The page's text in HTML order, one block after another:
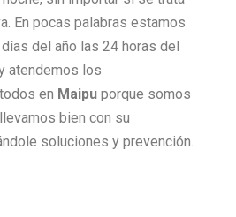
En pocas palabras estamos
del año las 24 horas del
atendemos los
en Maipu porque somos
bien con su
soluciones y prevención.